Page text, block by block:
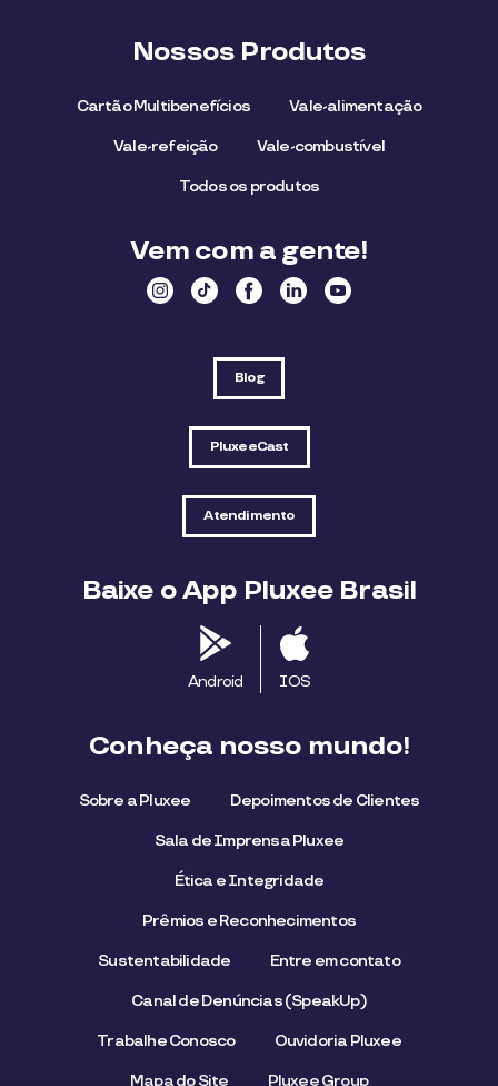
Nossos Produtos
Cartão Multibenefícios Vale-alimentação
Vale-refeição Vale-combustível
Todos os produtos
Vem com a gente!
Blog
PluxeeCast
Atendimento
Baixe o App Pluxee Brasil
Android IOS
Conheça nosso mundo!
Sobre a Pluxee Depoimentos de Clientes
Sala de Imprensa Pluxee
Ética e Integridade
Prêmios e Reconhecimentos
Sustentabilidade Entre em contato
Canal de Denúncias (SpeakUp)
Trabalhe Conosco Ouvidoria Pluxee
Mapa do Site Pluxee Group